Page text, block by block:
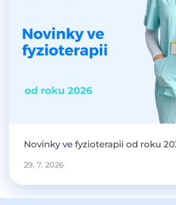
Novinky ve fyzioterapii od roku
29. 7. 2026